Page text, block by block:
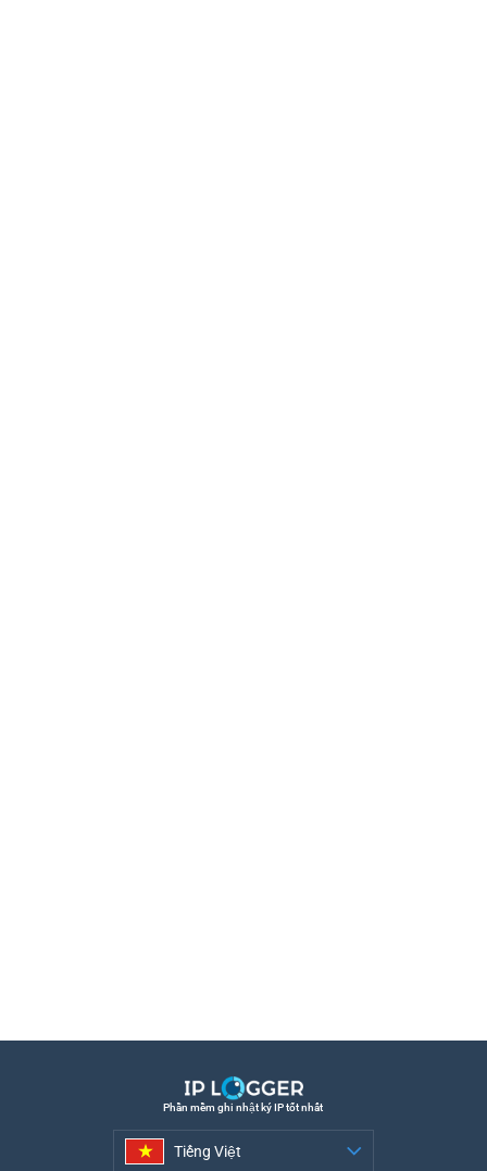
Phần mềm ghi nhật ký IP tốt nhất
Tiếng Việt